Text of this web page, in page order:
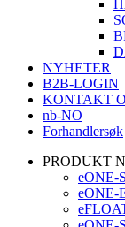
NYHETER
B2B-LOGIN
KONTAKT
nb-NO
Forhandlersøk
PRODUKT
eONE-
eONE-